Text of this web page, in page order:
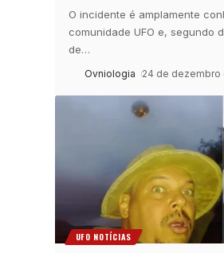
O incidente é amplamente
comunidade UFO e, segundo
de…
Ovniologia 24 de dezembro
UFO NOTÍCIAS